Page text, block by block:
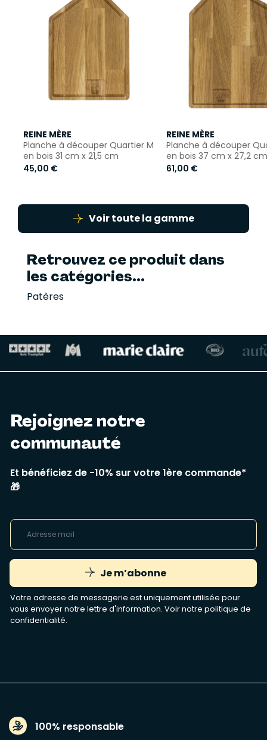
REINE MÈRE
Planche à découper Quartier M
en bois 31 cm x 21,5 cm
45,00 €
REINE MÈRE
Planche à découper
en bois 37 cm x 27,2 cm
61,00 €
Voir toute la gamme
Retrouvez ce produit dans
les catégories...
Patères
Rejoignez notre
communauté
Et bénéficiez de -10% sur votre 1ère commande*
🎁
Je m’abonne
Votre adresse de messagerie est uniquement utilisée pour
vous envoyer notre lettre d'information. Voir notre politique de
confidentialité.
100% responsable